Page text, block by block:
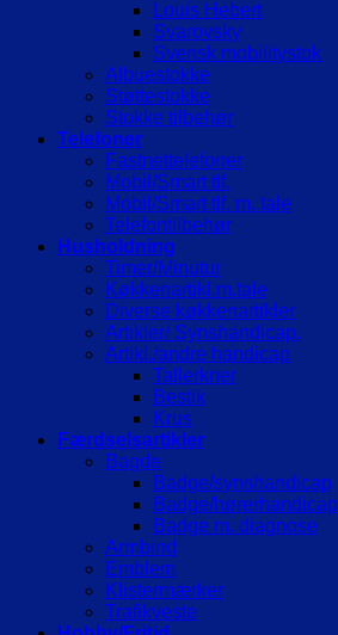
Louis Hebert
Svarovsky
Svensk mobilitystok
Albuestokke
Støttestokke
Stokke tilbehør
Telefoner
Fastnettelefoner
Mobil/Smart tlf.
Mobil/Smart tlf. m. tale
Telefontilbehør
Husholdning
Timer/Minutur
Køkkenartikl.m.tale
Diverse køkkenartikler
Artikler/ Synshandicap.
Artikl./andre handicap
Tallerkner
Bestik
Krus
Færdselsartikler
Bagde
Badge/synshandicap
Badge/hørerhandicap
Badge m. diagnose
Armbind
Emblem
Klistermærker
Trafikveste